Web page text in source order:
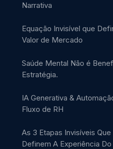
Narrativa
Equação Invisível que
Valor de Mercado
Saúde Mental Não é
Estratégia.
IA Generativa &
Fluxo de RH
As 3 Etapas Invisíveis Que
Definem A Experiência Do